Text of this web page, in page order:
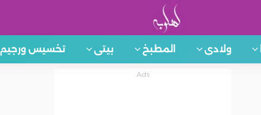
ولادى المطبخ بيتى تخسيس ورجيم